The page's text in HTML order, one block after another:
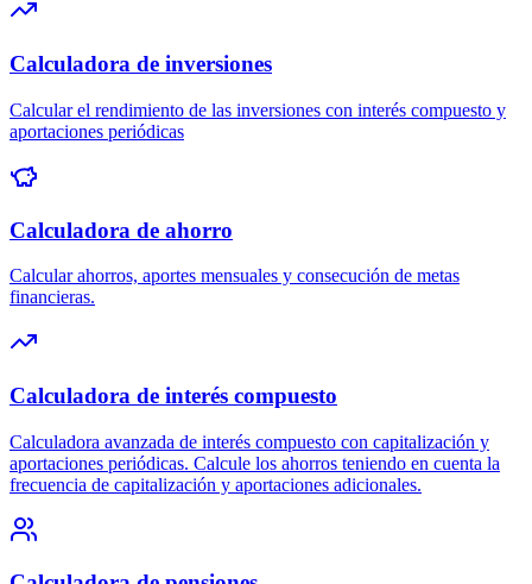
Calculadora de inversiones
Calcular el rendimiento de las inversiones con interés compuesto y
aportaciones periódicas
Calculadora de ahorro
Calcular ahorros, aportes mensuales y consecución de metas
financieras.
Calculadora de interés compuesto
Calculadora avanzada de interés compuesto con capitalización y
aportaciones periódicas. Calcule los ahorros teniendo en cuenta la
frecuencia de capitalización y aportaciones adicionales.